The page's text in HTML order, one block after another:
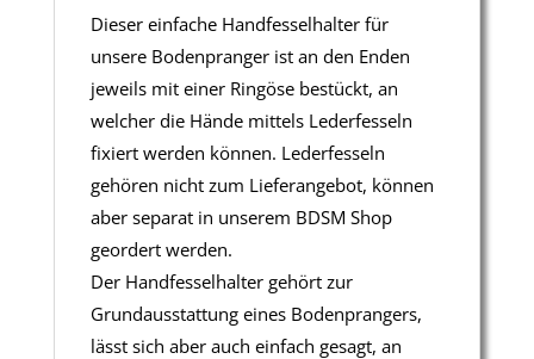
Dieser einfache Handfesselhalter für
unsere Bodenpranger ist an den Enden
jeweils mit einer Ringöse bestückt, an
welcher die Hände mittels Lederfesseln
fixiert werden können. Lederfesseln
gehören nicht zum Lieferangebot, können
aber separat in unserem BDSM Shop
geordert werden.
Der Handfesselhalter gehört zur
Grundausstattung eines Bodenprangers,
lässt sich aber auch einfach gesagt, an